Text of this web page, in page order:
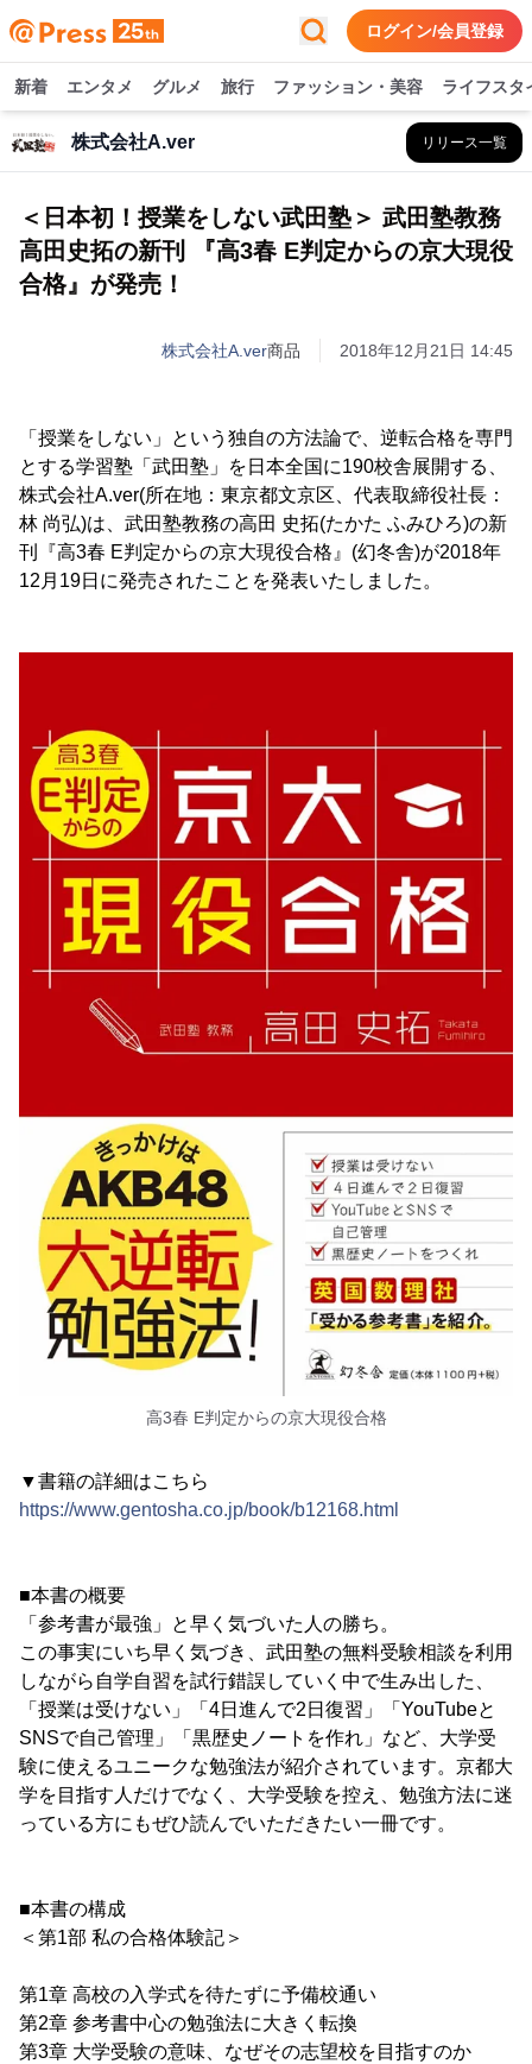
ログイン/会員登録
新着 エンタメ グルメ 旅行 ファッション・美容 ライフスタ
株式会社A.ver リリース一覧
＜日本初！授業をしない武田塾＞ 武田塾教務
高田史拓の新刊 『高3春 E判定からの京大現役
合格』が発売！
株式会社A.ver商品 2018年12月21日 14:45
「授業をしない」という独自の方法論で、逆転合格を専門
とする学習塾「武田塾」を日本全国に190校舎展開する、
株式会社A.ver(所在地：東京都文京区、代表取締役社長：
林 尚弘)は、武田塾教務の高田 史拓(たかた ふみひろ)の新
刊『高3春 E判定からの京大現役合格』(幻冬舎)が2018年
12月19日に発売されたことを発表いたしました。
高3春 E判定からの京大現役合格
▼書籍の詳細はこちら
https://www.gentosha.co.jp/book/b12168.html
■本書の概要
「参考書が最強」と早く気づいた人の勝ち。
この事実にいち早く気づき、武田塾の無料受験相談を利用
しながら自学自習を試行錯誤していく中で生み出した、
「授業は受けない」「4日進んで2日復習」「YouTubeと
SNSで自己管理」「黒歴史ノートを作れ」など、大学受
験に使えるユニークな勉強法が紹介されています。京都大
学を目指す人だけでなく、大学受験を控え、勉強方法に迷
っている方にもぜひ読んでいただきたい一冊です。
■本書の構成
＜第1部 私の合格体験記＞
第1章 高校の入学式を待たずに予備校通い
第2章 参考書中心の勉強法に大きく転換
第3章 大学受験の意味、なぜその志望校を目指すのか